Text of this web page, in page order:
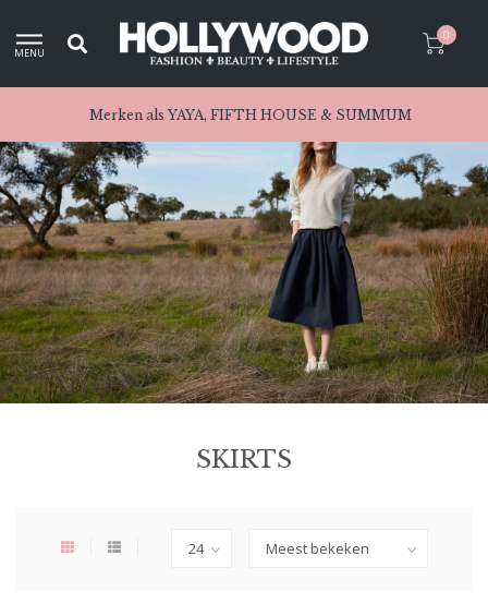
MENU
0
Merken als YAYA, FIFTH HOUSE & SUMMUM
SKIRTS